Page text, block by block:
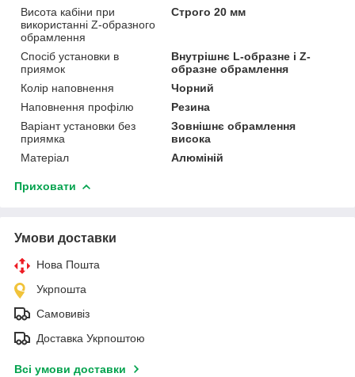
Висота кабіни при
використанні Z-образного
обрамлення
Строго 20 мм
Спосіб установки в
приямок
Внутрішнє L-образне і Z-
образне обрамлення
Колір наповнення
Чорний
Наповнення профілю
Резина
Варіант установки без
приямка
Зовнішнє обрамлення
висока
Матеріал
Алюміній
Приховати
Умови доставки
Нова Пошта
Укрпошта
Самовивіз
Доставка Укрпоштою
Всі умови доставки